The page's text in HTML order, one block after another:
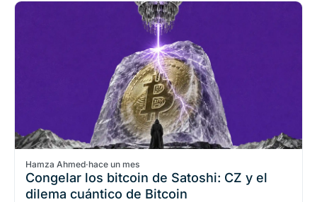
Hamza Ahmed·hace un mes
Congelar los bitcoin de Satoshi: CZ y el
dilema cuántico de Bitcoin